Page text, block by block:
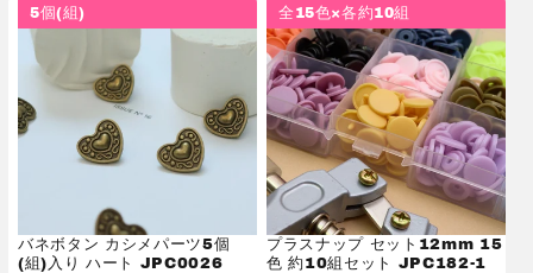
5個(組)
バネボタン カシメパーツ5個
(組)入り ハート JPC0026
全15色×各約10組
プラスナップ セット12mm 15
色 約10組セット JPC182-1